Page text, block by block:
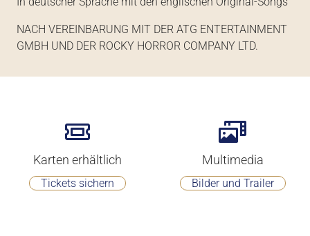
NACH VEREINBARUNG MIT DER ATG ENTERTAINMENT
GMBH UND DER ROCKY HORROR COMPANY LTD.
Karten erhältlich
Tickets sichern
Multimedia
Bilder und Trailer